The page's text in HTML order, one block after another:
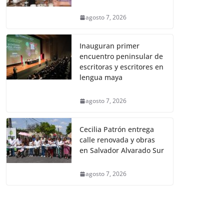
agosto 7, 2026
Inauguran primer
encuentro peninsular de
escritoras y escritores en
lengua maya
agosto 7, 2026
Cecilia Patrón entrega
calle renovada y obras
en Salvador Alvarado Sur
agosto 7, 2026